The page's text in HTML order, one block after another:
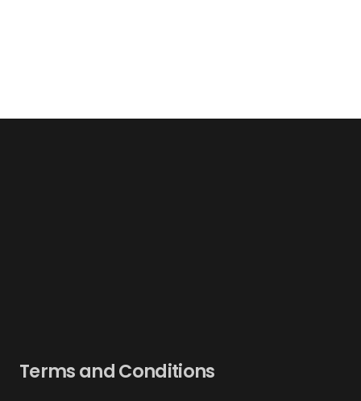
Terms and Conditions